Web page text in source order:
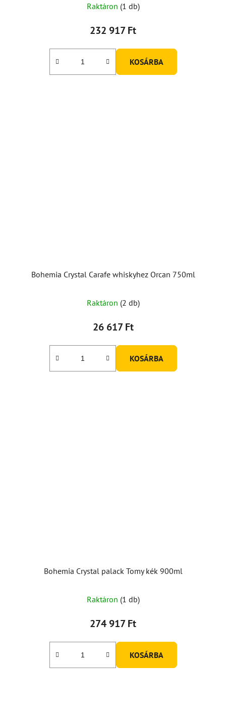
Raktáron (1 db)
232 917 Ft
KOSÁRBA
Bohemia Crystal Carafe whiskyhez Orcan 750ml
termék
átlagos
5-
Raktáron (2 db)
26 617 Ft
KOSÁRBA
Bohemia Crystal palack Tomy kék 900ml
Raktáron (1 db)
274 917 Ft
KOSÁRBA